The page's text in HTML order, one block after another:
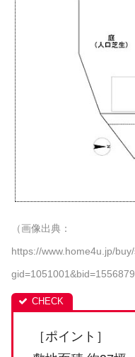
（画像出典：
https://www.home4u.jp/
［ポイント］